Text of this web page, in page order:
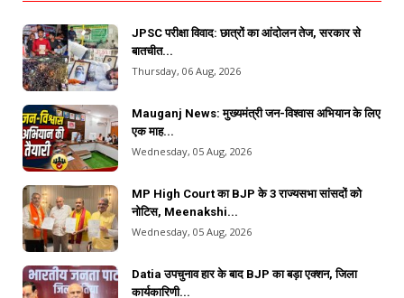
JPSC परीक्षा विवाद: छात्रों का आंदोलन तेज, सरकार से
बातचीत...
Thursday, 06 Aug, 2026
Mauganj News: मुख्यमंत्री जन-विश्वास अभियान के लिए
एक माह...
Wednesday, 05 Aug, 2026
MP High Court का BJP के 3 राज्यसभा सांसदों को
नोटिस, Meenakshi...
Wednesday, 05 Aug, 2026
Datia उपचुनाव हार के बाद BJP का बड़ा एक्शन, जिला
कार्यकारिणी...